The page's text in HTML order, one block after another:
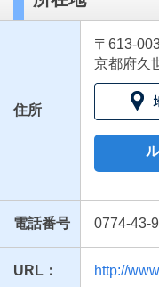
住所
〒613-
京都府久
電話番号 0774-43-
URL： http://